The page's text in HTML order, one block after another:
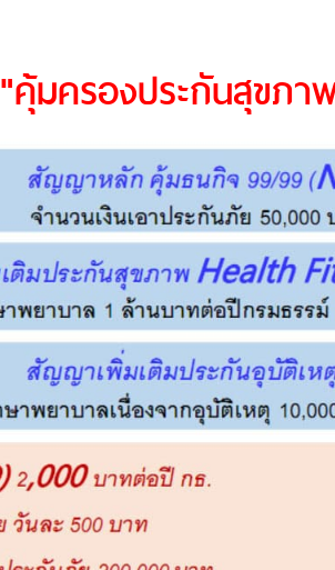
"คุ้มครองประกันสุขภา